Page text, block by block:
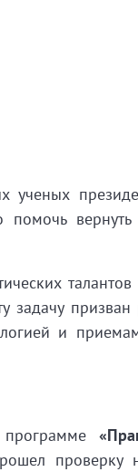
ученых
помочь
задачу
и
проверку